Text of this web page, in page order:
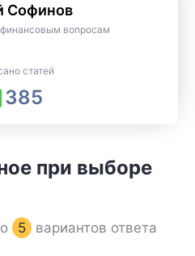
Софинов
финансовым вопросам
статей
385
при выборе
5 вариантов ответа